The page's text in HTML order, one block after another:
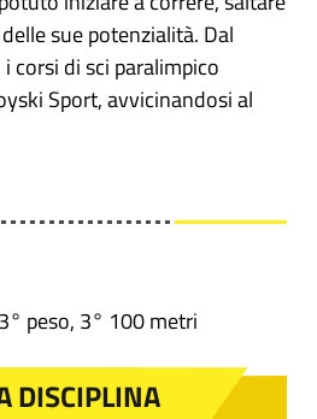
sue potenzialità. Dal
corsi di sci paralimpico
Sport, avvicinandosi al
peso, 3° 100 metri
DISCIPLINA